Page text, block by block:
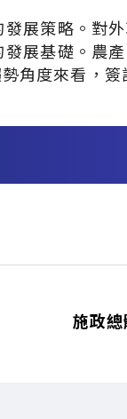
展策略。對
展基礎。農
角度來看，簽
施政